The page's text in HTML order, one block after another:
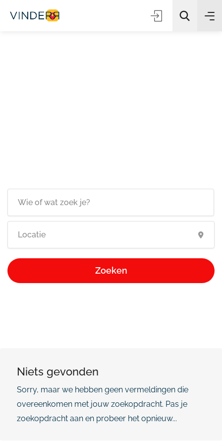
Zoeken
Niets gevonden
Sorry, maar we hebben geen vermeldingen die
overeenkomen met jouw zoekopdracht. Pas je
zoekopdracht aan en probeer het opnieuw...